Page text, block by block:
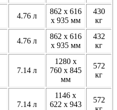
4.76 л
862 x 616
x 935 мм
430
кг
4.76 л
862 x 616
x 935 мм
432
кг
7.14 л
1280 x
760 x 845
мм
572
кг
7.14 л
1146 x
622 x 943
572